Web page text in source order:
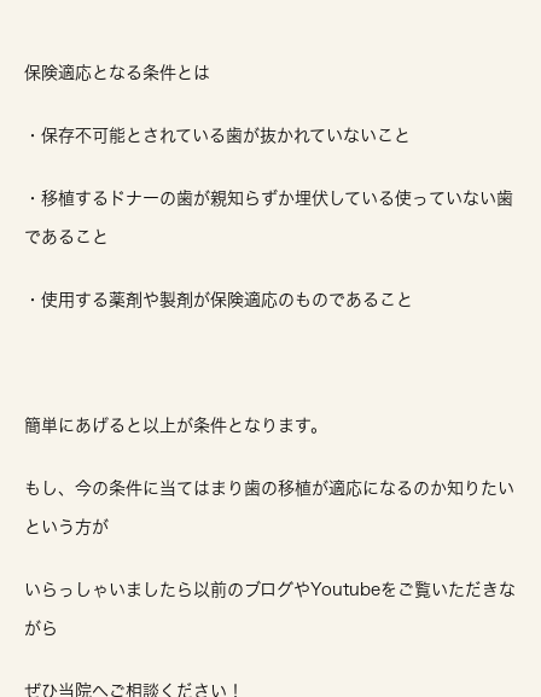
保険適応となる条件とは
・保存不可能とされている歯が抜かれていないこと
・移植するドナーの歯が親知らずか埋伏している使っていない歯
であること
・使用する薬剤や製剤が保険適応のものであること
簡単にあげると以上が条件となります。
もし、今の条件に当てはまり歯の移植が適応になるのか知りたい
という方が
いらっしゃいましたら以前のブログやYoutubeをご覧いただきな
がら
ぜひ当院へご相談ください！